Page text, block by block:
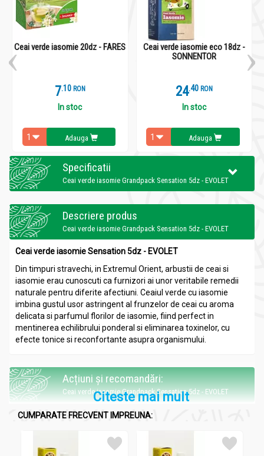
Ceai verde iasomie 20dz - FARES
7.1 RON
In stoc
Adauga
Ceai verde iasomie eco 18dz -
SONNENTOR
24.4 RON
In stoc
Adauga
Specificatii
Ceai verde iasomie Grandpack Sensation 5dz - EVOLET
Descriere produs
Ceai verde iasomie Grandpack Sensation 5dz - EVOLET
Ceai verde iasomie Sensation 5dz - EVOLET
Din timpuri stravechi, in Extremul Orient, arbustii de ceai si
iasomie erau cunoscuti ca furnizori ai unor veritabile remedii
naturale pentru diferite afectiuni. Ceaiul verde cu iasomie
imbina gustul usor astringent al frunzelor de ceai cu aroma
delicata si parfumul florilor de iasomie, fiind perfect in
mentinerea echilibrului ponderal si eliminarea toxinelor, cu
efecte tonice si reconfortante asupra organismului.
Acțiuni și recomandări:
Ceai verde iasomie Grandpack Sensation 5dz - EVOLET
Vitaminizanta, reconfortanta, antioxidanta, aduce o contributie
eliminarea toxinelor, favorizand tranzitul intestinal si digestiv,
imbunatateste circulatia periferica, reduce starile de oboseala;
Citeste mai mult
CUMPARATE FRECVENT IMPREUNA: